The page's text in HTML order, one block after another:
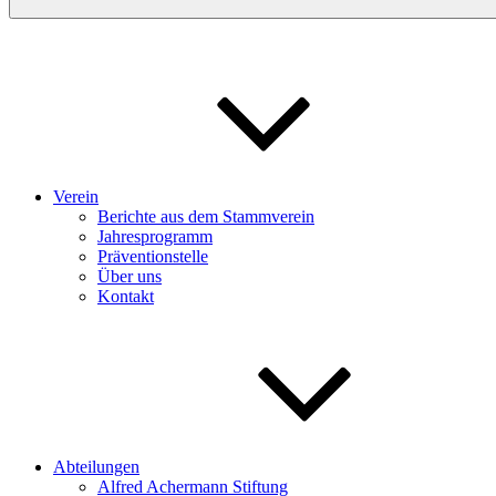
Verein
Berichte aus dem Stammverein
Jahresprogramm
Präventionstelle
Über uns
Kontakt
Abteilungen
Alfred Achermann Stiftung